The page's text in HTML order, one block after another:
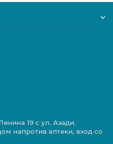
19 с ул. Азади.
напротив аптеки, вход со